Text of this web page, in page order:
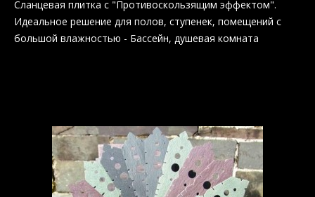
Сланцевая плитка с "Противоскользящим эффектом".
Идеальное решение для полов, ступенек, помещений с
большой влажностью - Бассейн, душевая комната